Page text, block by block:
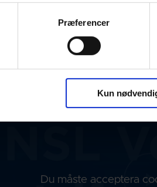
Præferencer
Kun
Du måste acceptera